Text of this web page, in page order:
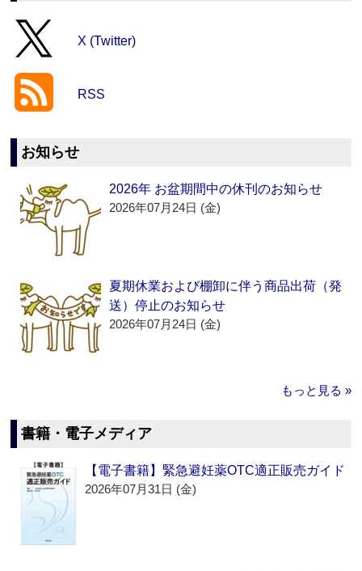
X (Twitter)
RSS
お知らせ
2026年 お盆期間中の休刊のお知らせ
2026年07月24日 (金)
夏期休業および棚卸に伴う商品出荷（発
送）停止のお知らせ
2026年07月24日 (金)
もっと見る »
書籍・電子メディア
【電子書籍】緊急避妊薬OTC適正販売ガイド
2026年07月31日 (金)